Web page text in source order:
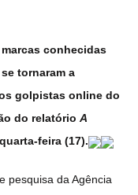
conhecidas
tornaram a
golpistas online do
do relatório A
feira (17).
pesquisa da Agência